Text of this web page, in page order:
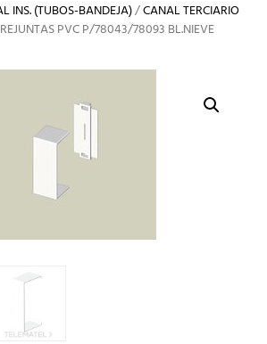
INS. (TUBOS-BANDEJA)/CANAL TERCIARIO
PVC P/78043/78093 BL.NIEVE